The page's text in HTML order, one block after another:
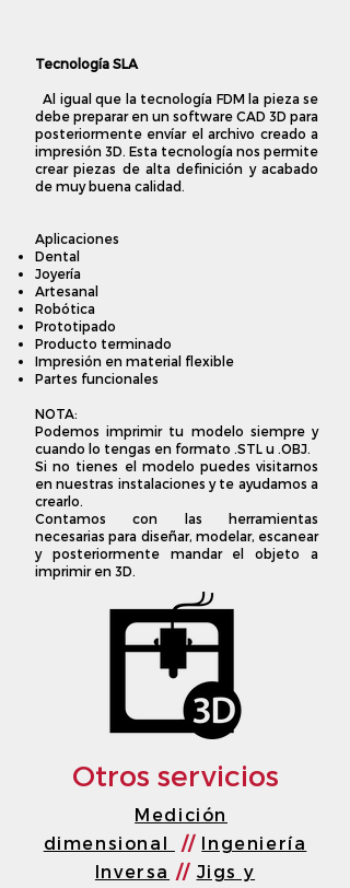
Tecnología SLA
Al igual que la tecnología FDM la pieza se
debe preparar en un software CAD 3D para
posteriormente envíar el archivo creado a
impresión 3D. Esta tecnología nos permite
crear piezas de alta definición y acabado
de muy buena calidad.
Aplicaciones
Dental
Joyería
Artesanal
Robótica
Prototipado
Producto terminado
Impresión en material flexible
Partes funcionales
NOTA:
Podemos imprimir tu modelo siempre y
cuando lo tengas en formato .STL u .OBJ.
Si no tienes el modelo puedes visitarnos
en nuestras instalaciones y te ayudamos a
crearlo.
Contamos con las herramientas
necesarias para diseñar, modelar, escanear
y posteriormente mandar el objeto a
imprimir en 3D.
Otros servicios
Medición
dimensional
// Ingeniería
Inversa // Jigs y